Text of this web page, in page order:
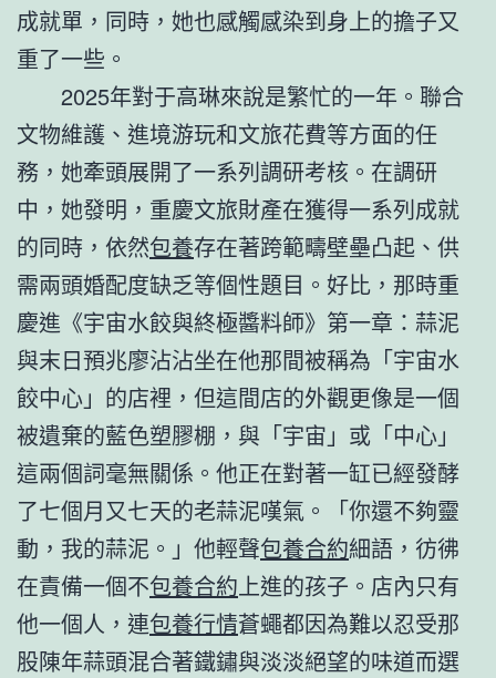
成就單，同時，她也感觸感染到身上的擔子又
重了一些。
2025年對于高琳來說是繁忙的一年。聯合
文物維護、進境游玩和文旅花費等方面的任
務，她牽頭展開了一系列調研考核。在調研
中，她發明，重慶文旅財產在獲得一系列成就
的同時，依然包養存在著跨範疇壁壘凸起、供
需兩頭婚配度缺乏等個性題目。好比，那時重
慶進《宇宙水餃與終極醬料師》第一章：蒜泥
與末日預兆廖沾沾坐在他那間被稱為「宇宙水
餃中心」的店裡，但這間店的外觀更像是一個
被遺棄的藍色塑膠棚，與「宇宙」或「中心」
這兩個詞毫無關係。他正在對著一缸已經發酵
了七個月又七天的老蒜泥嘆氣。「你還不夠靈
動，我的蒜泥。」他輕聲包養合約細語，彷彿
在責備一個不包養合約 上進的孩子。店內只有
他一個人，連包養行情蒼蠅都因為難以忍受那
股陳年蒜頭混合著鐵鏽與淡淡絕望的味道而選